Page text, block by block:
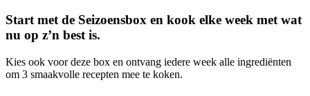
Start met de Seizoensbox en kook elke week met wat
nu op z’n best is.
Kies ook voor deze box en ontvang iedere week alle ingrediënten
om 3 smaakvolle recepten mee te koken.